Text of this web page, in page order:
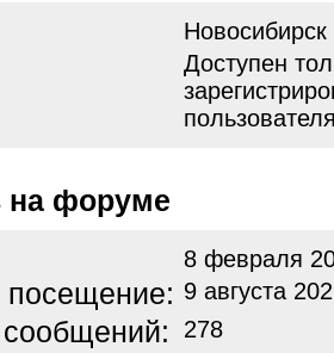
Новосибирск
Доступен
на форуме
8 февраля
посещение: 9 августа
278